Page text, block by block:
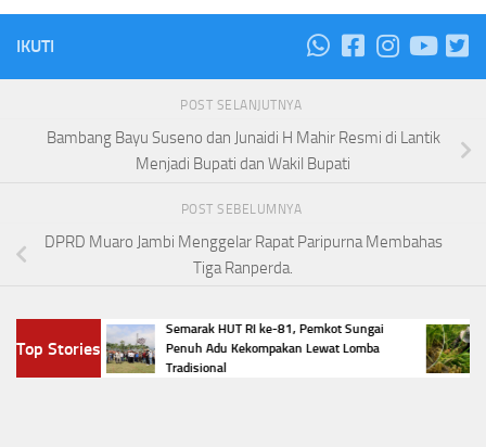
IKUTI
POST SELANJUTNYA
Bambang Bayu Suseno dan Junaidi H Mahir Resmi di Lantik
Menjadi Bupati dan Wakil Bupati
POST SEBELUMNYA
DPRD Muaro Jambi Menggelar Rapat Paripurna Membahas
Tiga Ranperda.
Top Stories
Semarak HUT RI ke-81, Pemkot Sungai
Penuh Adu Kekompakan Lewat Lomba
Tradisional